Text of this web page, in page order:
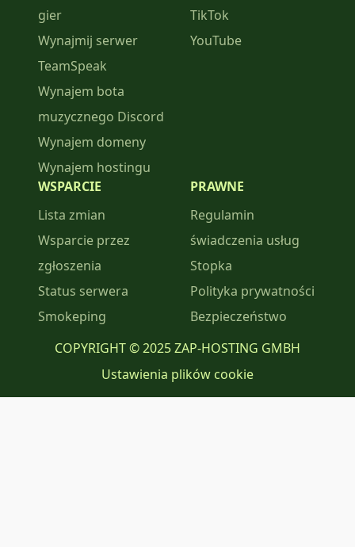
gier
Wynajmij serwer
TeamSpeak
Wynajem bota
muzycznego Discord
Wynajem domeny
Wynajem hostingu
TikTok
YouTube
WSPARCIE
Lista zmian
Wsparcie przez
zgłoszenia
Status serwera
Smokeping
PRAWNE
Regulamin
świadczenia usług
Stopka
Polityka prywatności
Bezpieczeństwo
COPYRIGHT © 2025 ZAP-HOSTING GMBH
Ustawienia plików cookie